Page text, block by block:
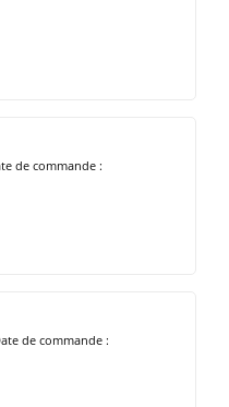
de commande :
de commande :